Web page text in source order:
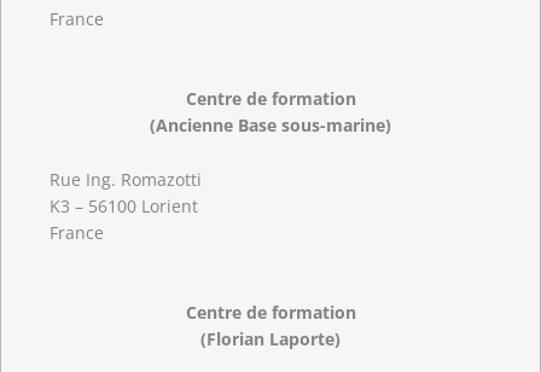
France
Centre de formation
(Ancienne Base sous-marine)
Rue Ing. Romazotti
K3 – 56100 Lorient
France
Centre de formation
(Florian Laporte)